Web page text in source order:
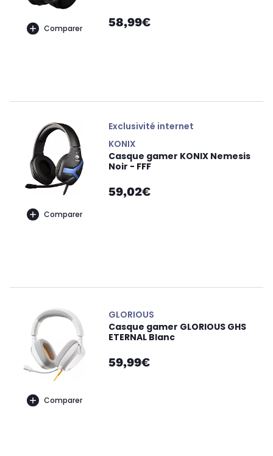
Comparer 58,99€
Comparer
Exclusivité internet
KONIX
Casque gamer KONIX Nemesis
Noir - FFF
59,02€
Comparer
GLORIOUS
Casque gamer GLORIOUS GHS
ETERNAL Blanc
59,99€